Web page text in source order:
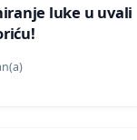
luke u uvali